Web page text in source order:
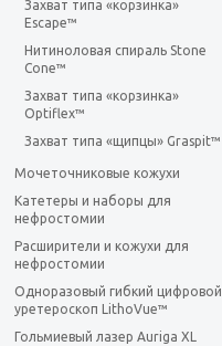
Захват типа «корзинка»
Escape™
Нитиноловая спираль Stone
Cone™
Захват типа «корзинка»
Optiflex™
Захват типа «щипцы» Graspit™
Мочеточниковые кожухи
Катетеры и наборы для
нефростомии
Расширители и кожухи для
нефростомии
Одноразовый гибкий цифровой
уретероскоп LithoVue™
Гольмиевый лазер Auriga XL